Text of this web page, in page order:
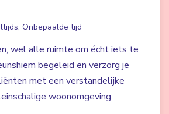
Onbepaalde tijd
wel alle ruimte om écht iets te
begeleid en verzorg je
met een verstandelijke
woonomgeving.